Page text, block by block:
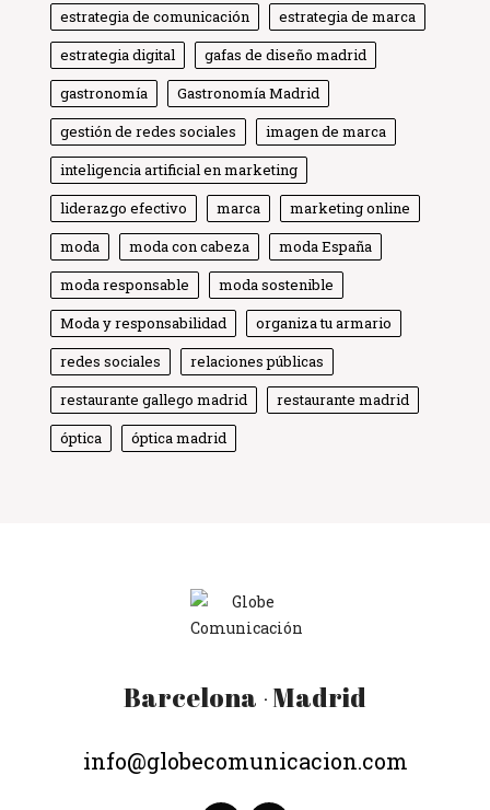
estrategia de comunicación
estrategia de marca
estrategia digital
gafas de diseño madrid
gastronomía
Gastronomía Madrid
gestión de redes sociales
imagen de marca
inteligencia artificial en marketing
liderazgo efectivo
marca
marketing online
moda
moda con cabeza
moda España
moda responsable
moda sostenible
Moda y responsabilidad
organiza tu armario
redes sociales
relaciones públicas
restaurante gallego madrid
restaurante madrid
óptica
óptica madrid
Barcelona ·Madrid
info@globecomunicacion.com
Globe Comunicación
Solemos responder enseguida